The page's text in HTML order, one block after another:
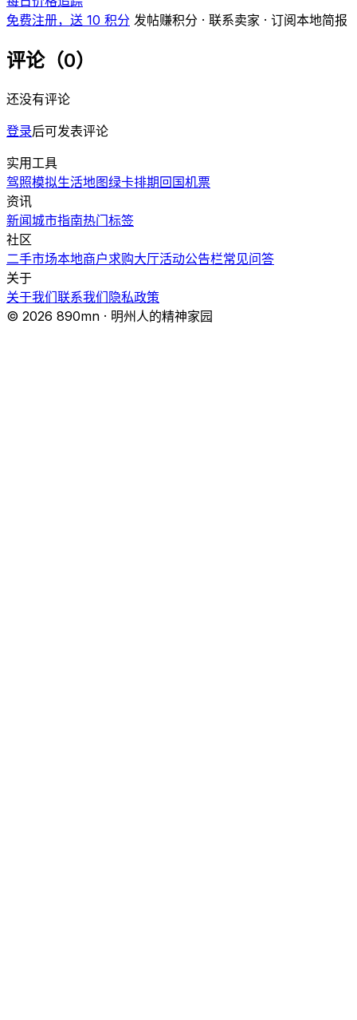
免费注册，送 10 积分 发帖赚积分 · 联系卖家 · 订阅本地简报
评论（0）
还没有评论
登录后可发表评论
实用工具
驾照模拟生活地图绿卡排期回国机票
资讯
新闻城市指南热门标签
社区
二手市场本地商户求购大厅活动公告栏常见问答
关于
关于我们联系我们隐私政策
© 2026 890mn · 明州人的精神家园